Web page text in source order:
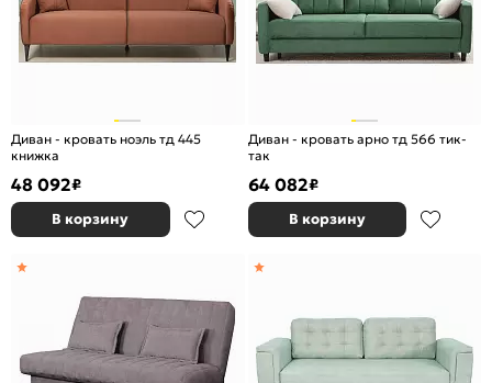
Диван - кровать ноэль тд 445
книжка
48 092₽
В корзину
Диван - кровать арно тд 566 тик-
так
64 082₽
В корзину